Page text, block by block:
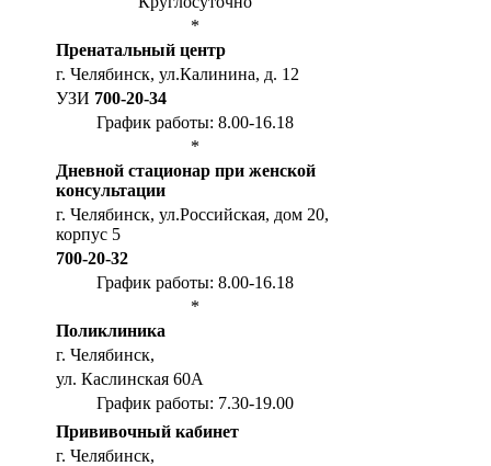
*
Пренатальный центр
г. Челябинск, ул.Калинина, д. 12
УЗИ 700-20-34
График работы: 8.00-16.18
*
Дневной стационар при женской
консультации
г. Челябинск, ул.Российская, дом 20,
корпус 5
700-20-32
График работы: 8.00-16.18
*
Поликлиника
г. Челябинск,
ул. Каслинская 60А
График работы: 7.30-19.00
Прививочный кабинет
г. Челябинск,